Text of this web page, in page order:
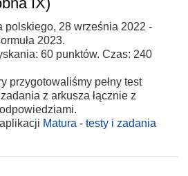
polskiego, 28 września 2022 -
2023.
60 punktów. Czas: 240
przygotowaliśmy pełny test
z arkusza łącznie z
Matura - testy i zadania